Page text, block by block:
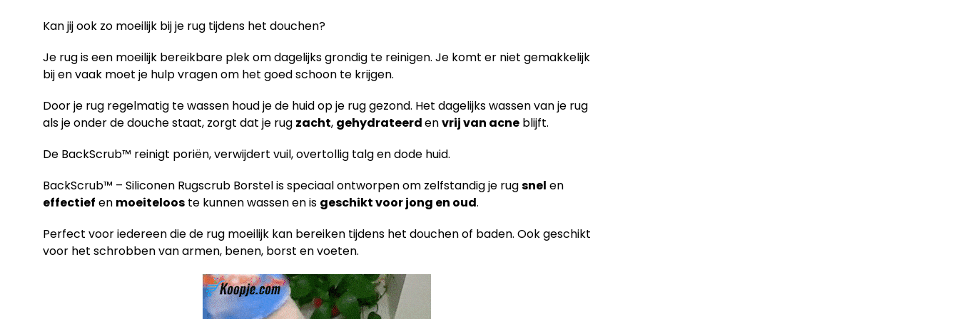
Kan jij ook zo moeilijk bij je rug tijdens het douchen?
Je rug is een moeilijk bereikbare plek om dagelijks grondig te reinigen. Je komt er niet gemakkelijk
bij en vaak moet je hulp vragen om het goed schoon te krijgen.
Door je rug regelmatig te wassen houd je de huid op je rug gezond. Het dagelijks wassen van je rug
als je onder de douche staat, zorgt dat je rug zacht, gehydrateerdenvrij van acne blijft.
De BackScrub™ reinigt poriën, verwijdert vuil, overtollig talg en dode huid.
BackScrub™ – Siliconen Rugscrub Borstel is speciaal ontworpen om zelfstandig je rugsnel en
effectief en moeiteloos te kunnen wassen en is geschikt voor jong en oud.
Perfect voor iedereen die de rug moeilijk kan bereiken tijdens het douchen of baden. Ook geschikt
voor het schrobben van armen, benen, borst en voeten.